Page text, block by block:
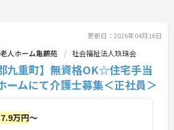
更新日：2026年04月16日
人ホーム亀鶴苑 社会福祉法人玖珠会
九重町】無資格OK☆住宅手当
ムにて介護士募集＜正社員＞
万円～